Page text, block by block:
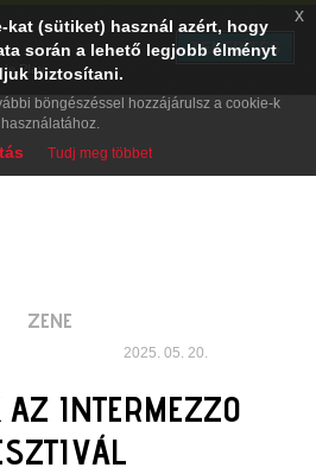
ZENE
2025. 05. 20.
AZ INTERMEZZO
kat (sütiket) használ azért, hogy
során a lehető legjobb élményt
biztosítani.
böngészéssel hozzájárulsz a cookie-k
használatához.
Tudj meg többet
x
Play
TELEPÍTÉS